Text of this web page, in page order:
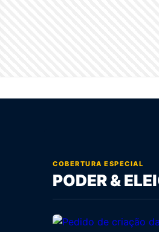
COBERTURA ESPECIAL
PODER &